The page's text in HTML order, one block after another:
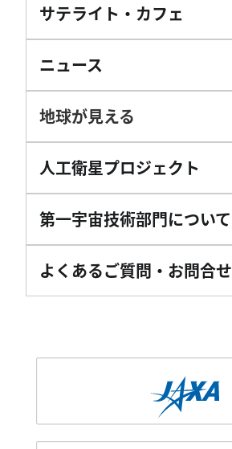
サテライト・カフェ
ニュース
地球が見える
人工衛星プロジェクト
第一宇宙技術部門について
よくあるご質問・お問合せ